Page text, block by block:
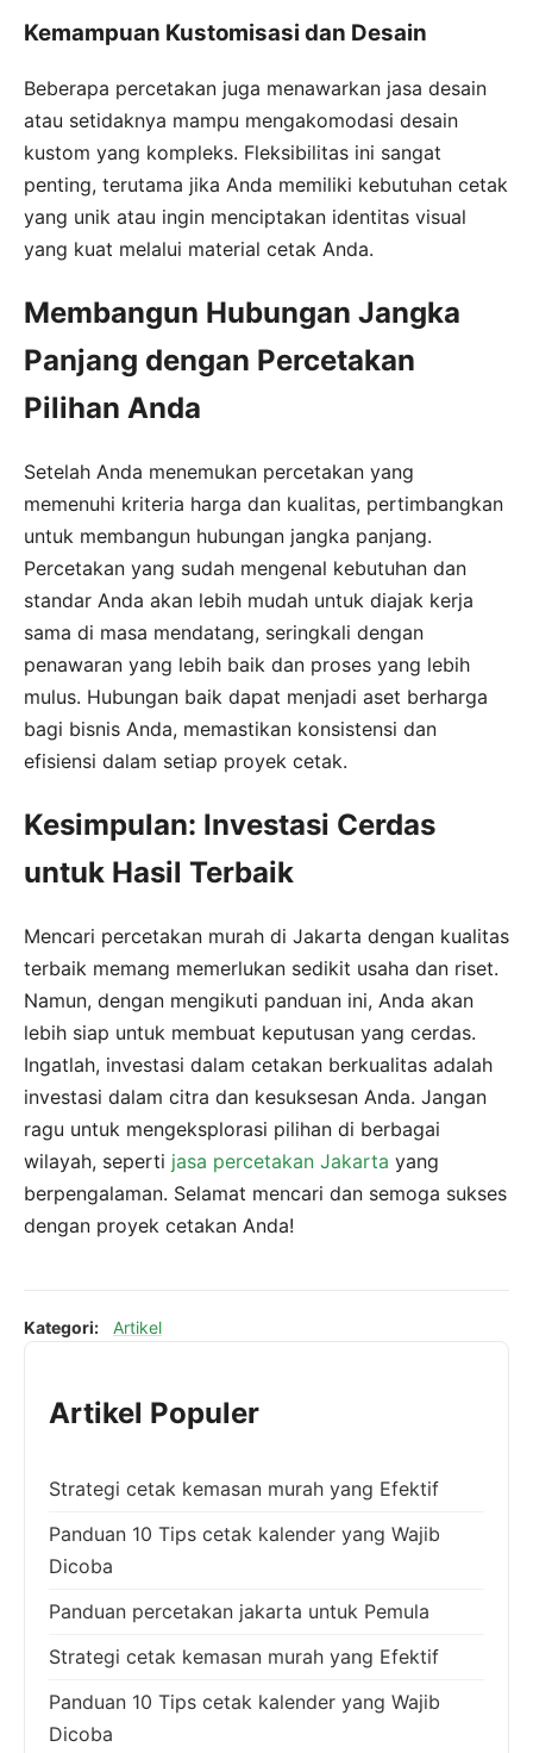
Kemampuan Kustomisasi dan Desain
Beberapa percetakan juga menawarkan jasa desain
atau setidaknya mampu mengakomodasi desain
kustom yang kompleks. Fleksibilitas ini sangat
penting, terutama jika Anda memiliki kebutuhan cetak
yang unik atau ingin menciptakan identitas visual
yang kuat melalui material cetak Anda.
Membangun Hubungan Jangka
Panjang dengan Percetakan
Pilihan Anda
Setelah Anda menemukan percetakan yang
memenuhi kriteria harga dan kualitas, pertimbangkan
untuk membangun hubungan jangka panjang.
Percetakan yang sudah mengenal kebutuhan dan
standar Anda akan lebih mudah untuk diajak kerja
sama di masa mendatang, seringkali dengan
penawaran yang lebih baik dan proses yang lebih
mulus. Hubungan baik dapat menjadi aset berharga
bagi bisnis Anda, memastikan konsistensi dan
efisiensi dalam setiap proyek cetak.
Kesimpulan: Investasi Cerdas
untuk Hasil Terbaik
Mencari percetakan murah di Jakarta dengan kualitas
terbaik memang memerlukan sedikit usaha dan riset.
Namun, dengan mengikuti panduan ini, Anda akan
lebih siap untuk membuat keputusan yang cerdas.
Ingatlah, investasi dalam cetakan berkualitas adalah
investasi dalam citra dan kesuksesan Anda. Jangan
ragu untuk mengeksplorasi pilihan di berbagai
wilayah, seperti jasa percetakan Jakarta yang
berpengalaman. Selamat mencari dan semoga sukses
dengan proyek cetakan Anda!
Kategori: Artikel
Artikel Populer
Strategi cetak kemasan murah yang Efektif
Panduan 10 Tips cetak kalender yang Wajib
Dicoba
Panduan percetakan jakarta untuk Pemula
Strategi cetak kemasan murah yang Efektif
Panduan 10 Tips cetak kalender yang Wajib
Dicoba